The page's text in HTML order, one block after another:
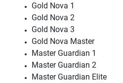
Gold Nova 1
Gold Nova 2
Gold Nova 3
Gold Nova Master
Master Guardian 1
Master Guardian 2
Master Guardian Elite